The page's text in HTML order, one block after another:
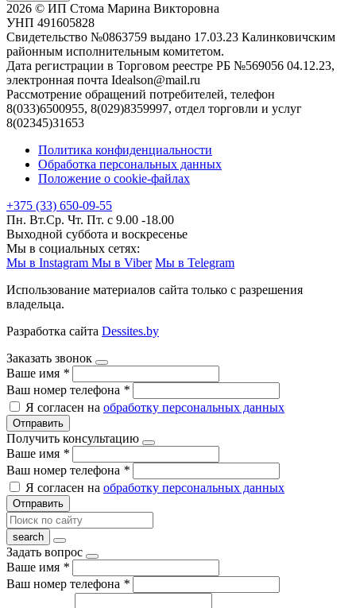
2026 © ИП Стома Марина Викторовна
УНП 491605828
Свидетельство №0863759 выдано 17.03.23 Калинковичским
районным исполнительным комитетом.
Дата регистрации в Торговом реестре РБ №569056 04.12.23,
электронная почта Idealson@mail.ru
Рассмотрение обращений потребителей, телефон
8(033)6500955, 8(029)8359997, отдел торговли и услуг
8(02345)31653
Политика конфиденциальности
Обработка персональных данных
Положение о cookie-файлах
+375 (33) 650-09-55
Пн. Вт.Ср. Чт. Пт. с 9.00 -18.00
Выходной суббота и воскресенье
Мы в социальных сетях:
Мы в Instagram Мы в Viber Мы в Telegram
Использование материалов сайта только с разрешения
владельца.
Разработка сайта Dessites.by
Заказать звонок
Ваше имя *
Ваш номер телефона *
Я согласен на обработку персональных данных
Отправить
Получить консультацию
Ваше имя *
Ваш номер телефона *
Я согласен на обработку персональных данных
Отправить
Задать вопрос
Ваше имя *
Ваш номер телефона *